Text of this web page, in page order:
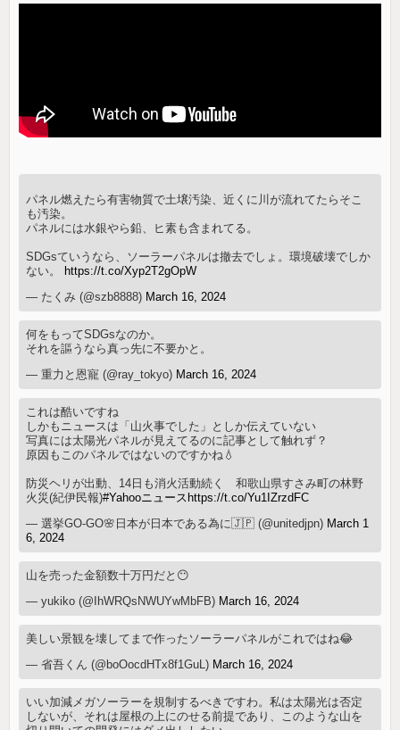
パネル燃えたら有害物質で土壌汚染、近くに川が流れてたらそこ
も汚染。
パネルには水銀やら鉛、ヒ素も含まれてる。
SDGsていうなら、ソーラーパネルは撤去でしょ。環境破壊でしか
ない。 https://t.co/Xyp2T2gOpW
— たくみ (@szb8888) March 16, 2024
何をもってSDGsなのか。
それを謳うなら真っ先に不要かと。
— 重力と恩寵 (@ray_tokyo) March 16, 2024
これは酷いですね
しかもニュースは「山火事でした」としか伝えていない
写真には太陽光パネルが見えてるのに記事として触れず？
原因もこのパネルではないのですかね💧
防災ヘリが出動、14日も消火活動続く 和歌山県すさみ町の林野
火災(紀伊民報)#Yahooニュース https://t.co/Yu1IZrzdFC
— 選挙GO-GO🌸日本が日本である為に🇯🇵 (@unitedjpn) March 1
6, 2024
山を売った金額数十万円だと😶
— yukiko (@IhWRQsNWUYwMbFB) March 16, 2024
美しい景観を壊してまで作ったソーラーパネルがこれではね😂
— 省吾くん (@boOocdHTx8f1GuL) March 16, 2024
いい加減メガソーラーを規制するべきですわ。私は太陽光は否定
しないが、それは屋根の上にのせる前提であり、このような山を